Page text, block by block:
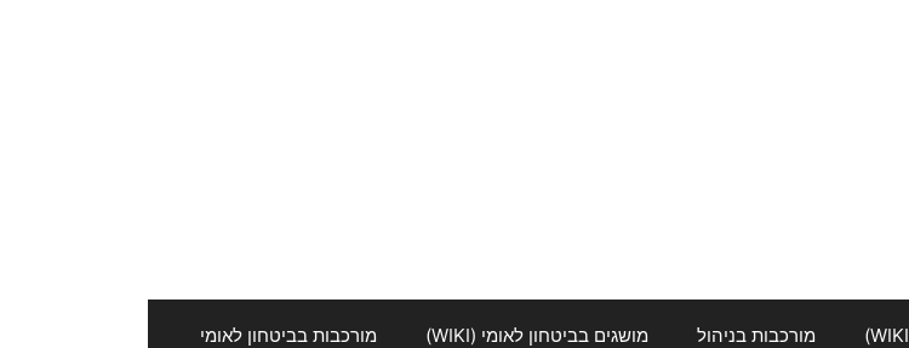
מורכבות בניהול מושגים בביטחון לאומי (WIKI) מורכבות בביטחון לאומי